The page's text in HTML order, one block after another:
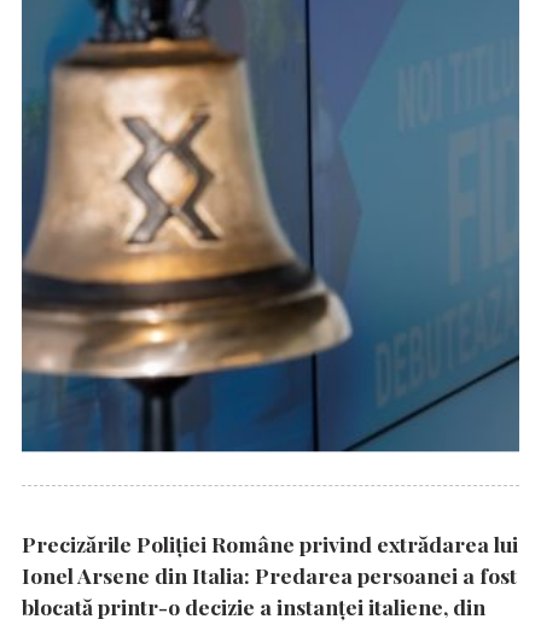
Precizările Poliţiei Române privind extrădarea lui
Ionel Arsene din Italia: Predarea persoanei a fost
blocată printr-o decizie a instanţei italiene, din